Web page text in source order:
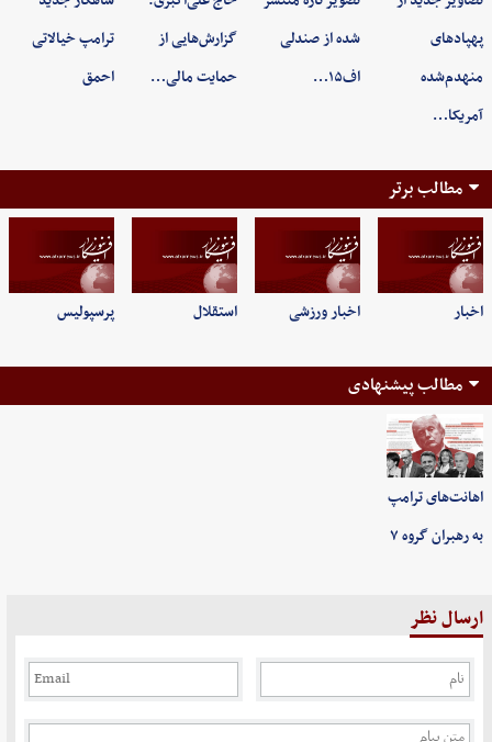
پهپادهای
منهدم‌شده
آمریکا…
شده از صندلی
اف۱۵…
گزارش‌هایی از
حمایت مالی…
ترامپ خیالاتی
احمق
مطالب برتر
اخبار اخبار ورزشی استقلال پرسپولیس
مطالب پیشنهادی
اهانت‌های ترامپ
به رهبران گروه ۷
ارسال نظر